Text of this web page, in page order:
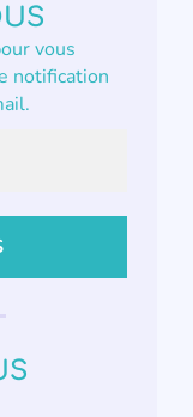
vous
notification